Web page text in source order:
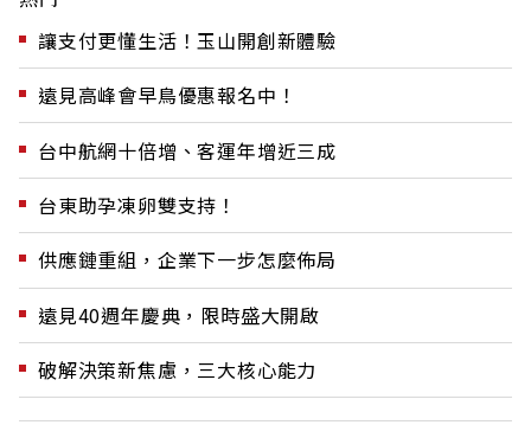
讓支付更懂生活！玉山開創新體驗
遠見高峰會早鳥優惠報名中！
台中航網十倍增、客運年增近三成
台東助孕凍卵雙支持！
供應鏈重組，企業下一步怎麼佈局
遠見40週年慶典，限時盛大開啟
破解決策新焦慮，三大核心能力